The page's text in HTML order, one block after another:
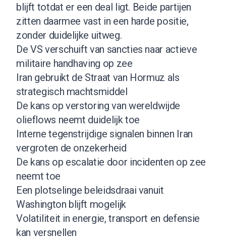
blijft totdat er een deal ligt. Beide partijen
zitten daarmee vast in een harde positie,
zonder duidelijke uitweg.
De VS verschuift van sancties naar actieve
militaire handhaving op zee
Iran gebruikt de Straat van Hormuz als
strategisch machtsmiddel
De kans op verstoring van wereldwijde
olieflows neemt duidelijk toe
Interne tegenstrijdige signalen binnen Iran
vergroten de onzekerheid
De kans op escalatie door incidenten op zee
neemt toe
Een plotselinge beleidsdraai vanuit
Washington blijft mogelijk
Volatiliteit in energie, transport en defensie
kan versnellen